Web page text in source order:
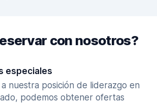
con nosotros?
especiales
a nuestra posición de liderazgo en
podemos obtener ofertas